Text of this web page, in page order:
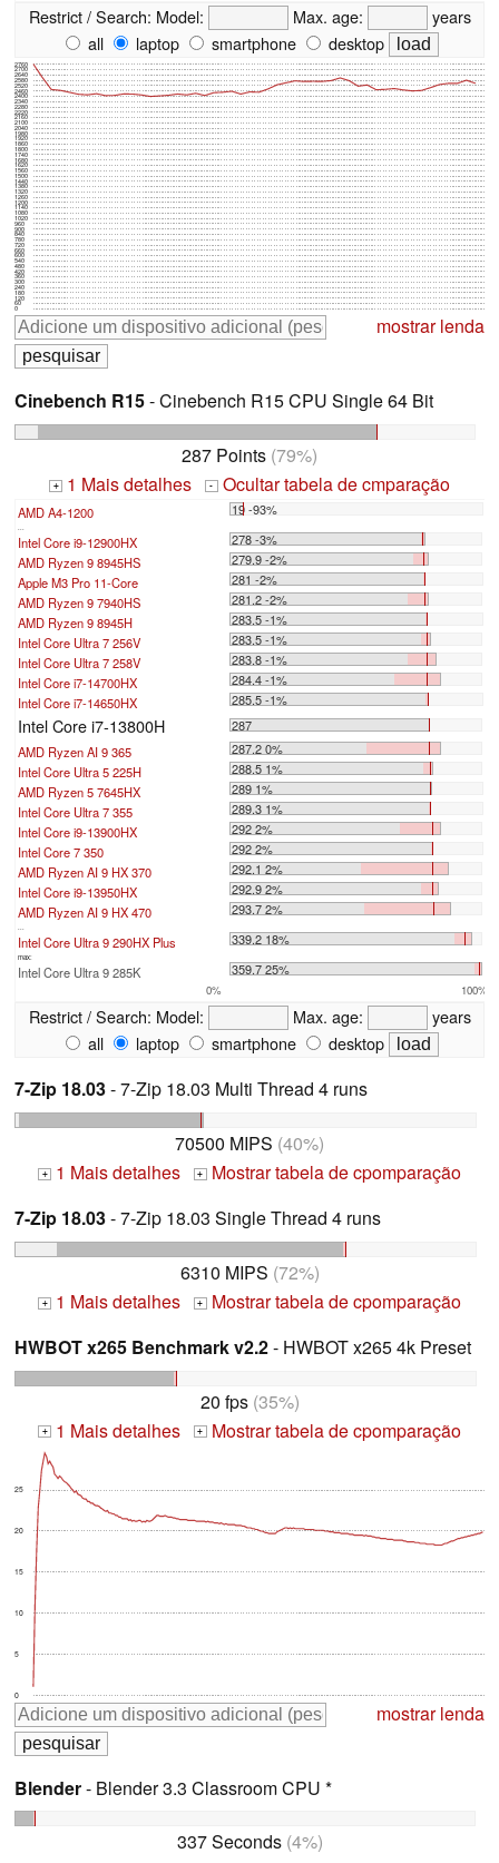
Restrict / Search: Model: Max. age:
years
all
laptop smartphone desktop
0
60
120
180
240
300
360
420
480
540
600
660
720
780
840
900
960
1020
1080
1140
1200
1260
1320
1380
1440
1500
1560
1620
1680
1740
1800
1860
1920
1980
2040
2100
2160
2220
2280
2340
2400
2460
2520
2580
2640
2700
2760
mostrar lenda
Cinebench R15- Cinebench R15 CPU Single 64 Bit
287 Points (79%)
+ 1 Mais detalhes - Ocultar tabela de cmparação
AMD A4-1200 19 -93%
...
Intel Core i9-12900HX
278 -3%
AMD Ryzen 9 8945HS
279.9 -2%
Apple M3 Pro 11-Core
281 -2%
AMD Ryzen 9 7940HS
281.2 -2%
AMD Ryzen 9 8945H
283.5 -1%
Intel Core Ultra 7 256V
283.5 -1%
Intel Core Ultra 7 258V
283.8 -1%
Intel Core i7-14700HX
284.4 -1%
Intel Core i7-14650HX
285.5 -1%
Intel Core i7-13800H
287
AMD Ryzen AI 9 365
287.2 0%
Intel Core Ultra 5 225H
288.5 1%
AMD Ryzen 5 7645HX
289 1%
Intel Core Ultra 7 355
289.3 1%
Intel Core i9-13900HX
292 2%
Intel Core 7 350
292 2%
AMD Ryzen AI 9 HX 370
292.1 2%
Intel Core i9-13950HX
292.9 2%
AMD Ryzen AI 9 HX 470
293.7 2%
...
Intel Core Ultra 9 290HX Plus 339.2 18%
max:
Intel Core Ultra 9 285K 359.7 25%
0% 100%
Restrict / Search: Model: Max. age:
years
all
laptop smartphone desktop
7-Zip 18.03- 7-Zip 18.03 Multi Thread 4 runs
70500 MIPS (40%)
+ 1 Mais detalhes + Mostrar tabela de cpomparação
7-Zip 18.03- 7-Zip 18.03 Single Thread 4 runs
6310 MIPS (72%)
+ 1 Mais detalhes + Mostrar tabela de cpomparação
HWBOT x265 Benchmark v2.2- HWBOT x265 4k Preset
20 fps(35%)
+ 1 Mais detalhes + Mostrar tabela de cpomparação
0
5
10
15
20
25
mostrar lenda
Blender- Blender 3.3 Classroom CPU *
337 Seconds(4%)